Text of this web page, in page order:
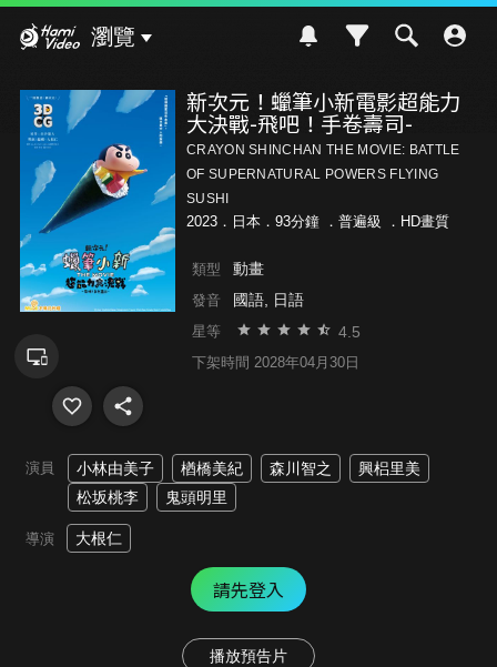
瀏覽
新次元！蠟筆小新電影超能力
大決戰-飛吧！手卷壽司-
CRAYON SHINCHAN THE MOVIE: BATTLE
OF SUPERNATURAL POWERS FLYING
SUSHI
2023．日本．93分鐘 ． 普遍級 ．HD畫質
類型 動畫
發音 國語, 日語
星等 4.5
下架時間 2028年04月30日
演員 小林由美子 楢橋美紀 森川智之
興梠里美
松坂桃李
鬼頭明里
導演 大根仁
請先登入
播放預告片